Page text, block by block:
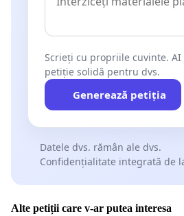
Scrieți cu propriile cuvinte. AI
petiție solidă pentru dvs.
Generează petiția
Datele dvs. rămân ale dvs.
Confidențialitate integrată de
Alte petiții care v-ar putea interesa